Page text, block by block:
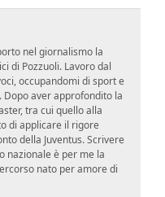
nel giornalismo la
di Pozzuoli. Lavoro dal
occupandomi di sport e
aver approfondito la
tra cui quello alla
di applicare il rigore
della Juventus. Scrivere
nazionale è per me la
nato per amore di